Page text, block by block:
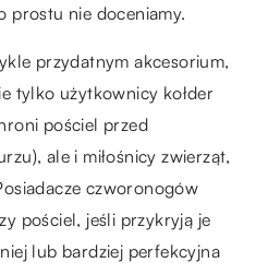
prostu nie doceniamy.
przydatnym akcesorium,
tylko użytkownicy kołder
pościel przed
ale i miłośnicy zwierząt,
czworonogów
pościel, jeśli przykryją je
lub bardziej perfekcyjna